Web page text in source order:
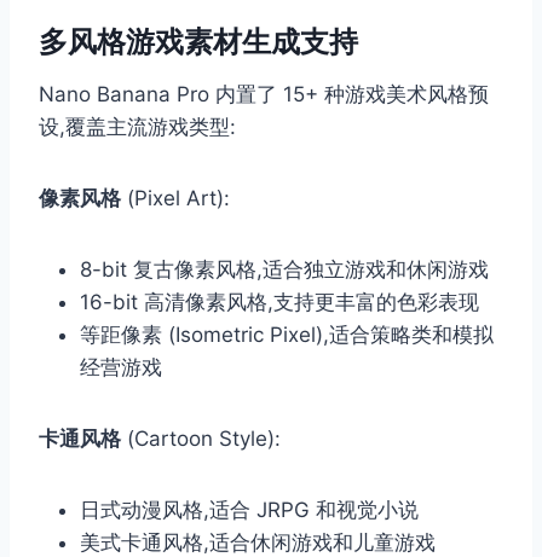
多风格游戏素材生成支持
Nano Banana Pro 内置了 15+ 种游戏美术风格预
设,覆盖主流游戏类型:
像素风格 (Pixel Art):
8-bit 复古像素风格,适合独立游戏和休闲游戏
16-bit 高清像素风格,支持更丰富的色彩表现
等距像素 (Isometric Pixel),适合策略类和模拟
经营游戏
卡通风格 (Cartoon Style):
日式动漫风格,适合 JRPG 和视觉小说
美式卡通风格,适合休闲游戏和儿童游戏